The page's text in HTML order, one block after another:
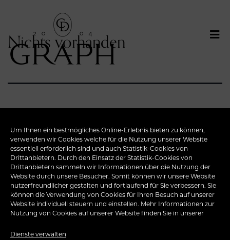
Um Ihnen ein bestmögliches Online-Erlebnis bieten zu können,
verwenden wir Cookies welche für die Nutzung unserer Website
essentiell erforderlich sind und auch Statistik-Cookies von
Drittanbietern. Durch den Einsatz der Statistik-Cookies von
Drittanbietern sammeln wir Informationen über die Nutzung der
Website durch unsere Besucher. Somit können wir unsere Website
nutzerfreundlicher gestalten und fortlaufend für Sie verbessern. Sie
können die Verwendung von Cookies für Ihren Besuch auf unserer
Website individuell steuern und einstellen. Mehr Informationen zur
Nutzung von Cookies auf unserer Website finden Sie in unserer
Dienste verwalten
Nichts vorhanden
Das Gesuchte konnte leider nicht gefunden werden.
Vielleicht hilft die Suchfunktion.
Suchen …